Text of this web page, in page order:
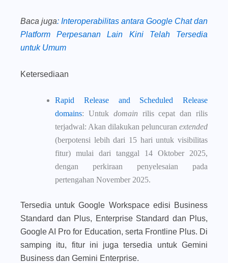
Baca juga: Interoperabilitas antara Google Chat dan
Platform Perpesanan Lain Kini Telah Tersedia
untuk Umum
Ketersediaan
Rapid Release and Scheduled Release
domains: Untuk domain rilis cepat dan rilis
terjadwal: Akan dilakukan peluncuran extended
(berpotensi lebih dari 15 hari untuk visibilitas
fitur) mulai dari tanggal 14 Oktober 2025,
dengan perkiraan penyelesaian pada
pertengahan November 2025.
Tersedia untuk Google Workspace edisi Business
Standard dan Plus, Enterprise Standard dan Plus,
Google AI Pro for Education, serta Frontline Plus. Di
samping itu, fitur ini juga tersedia untuk Gemini
Business dan Gemini Enterprise.